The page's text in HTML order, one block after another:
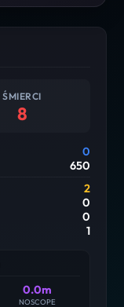
ŚMIERCI
8
0
650
2
0
0
1
0.0m
NOSCOPE